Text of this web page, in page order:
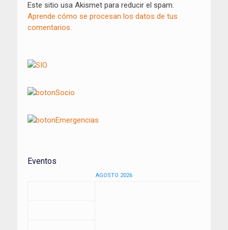
Este sitio usa Akismet para reducir el spam.
Aprende cómo se procesan los datos de tus
comentarios.
Eventos
AGOSTO 2026